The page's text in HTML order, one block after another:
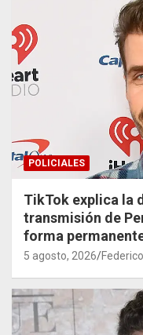
POLICIALES
TikTok explica la
transmisión de
forma
5 agosto, 2026